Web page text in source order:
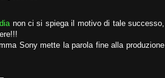
non ci si spiega il motivo di tale successo,
Sony mette la parola fine alla produzione